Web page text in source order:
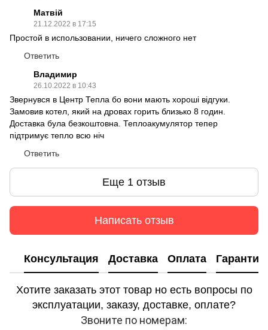
Матвій
21.12.2022 в 17:15
Простой в использовании, ничего сложного нет
Ответить
Владимир
26.10.2022 в 10:43
Звернувся в Центр Тепла бо вони мають хороші відгуки.
Замовив котел, який на дровах горить близько 8 годин.
Доставка була безкоштовна. Теплоакумулятор тепер
підтримує тепло всю ніч
Ответить
Еще 1 отзыв
Написать отзыв
Консультация Доставка Оплата Гарантия
Хотите заказать этот товар но есть вопросы по
эксплуатации, заказу, доставке, оплате?
Звоните по номерам: